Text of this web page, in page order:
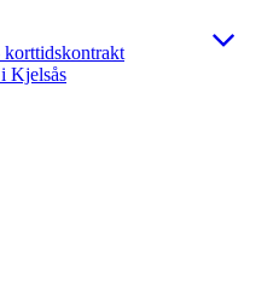
korttidskontrakt
Kjelsås